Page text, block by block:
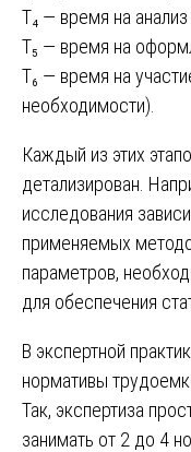
T₄ — время на
T₅ — время на
T₆ — время на
необходимости).
Каждый из этих
детализирован.
исследования
применяемых
параметров,
для обеспечения
В экспертной
нормативы
Так, экспертиза
занимать от 2 до 4